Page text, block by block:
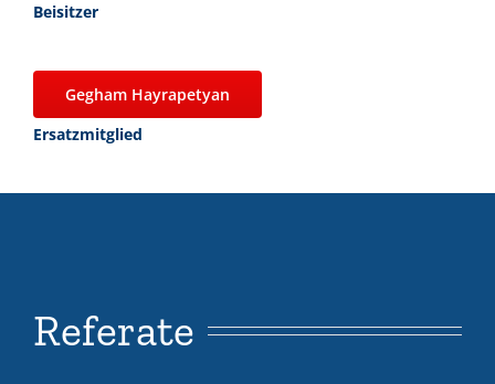
Beisitzer
Gegham Hayrapetyan
Ersatzmitglied
Referate